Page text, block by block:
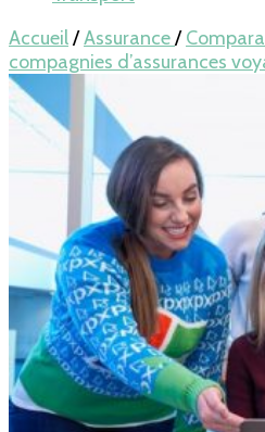
Accueil/Assurance/
compagnies d’assurances